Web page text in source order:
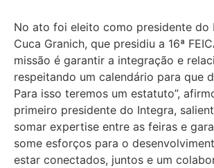
No ato foi eleito como presidente do
Cuca Granich, que presidiu a 16ª
missão é garantir a integração e
respeitando um calendário para que
Para isso teremos um estatuto”,
primeiro presidente do Integra,
somar expertise entre as feiras e
some esforços para o
estar conectados, juntos e um